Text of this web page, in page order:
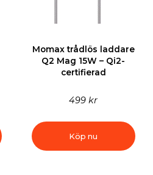
Momax trådlös laddare
Q2 Mag 15W – Qi2-
certifierad
499 kr
Köp nu